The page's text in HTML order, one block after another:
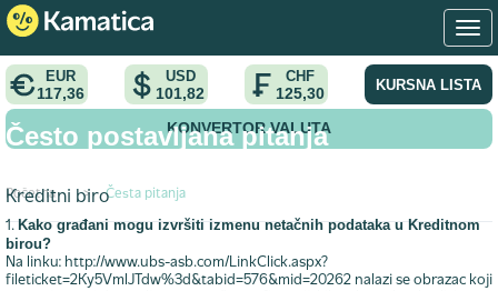
EUR
117,36
USD
101,82
CHF
125,30 KURSNA LISTA
KONVERTOR VALUTA
Početna > Česta pitanja
Često postavljana pitanja
Kreditni biro
1. Kako građani mogu izvršiti izmenu netačnih podataka u Kreditnom
birou?
Na linku: http://www.ubs-asb.com/LinkClick.aspx?
fileticket=2Ky5VmlJTdw%3d&tabid=576&mid=20262 nalazi se obrazac koji